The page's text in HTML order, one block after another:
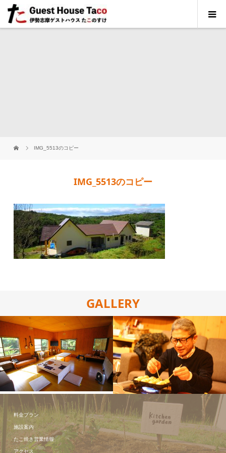
IMG_5513のコピー
IMG_5513のコピー
GALLERY
施設の写真
たこ焼き体
験！！
料金プラン
施設案内
たこ焼き営業情報
アクセス